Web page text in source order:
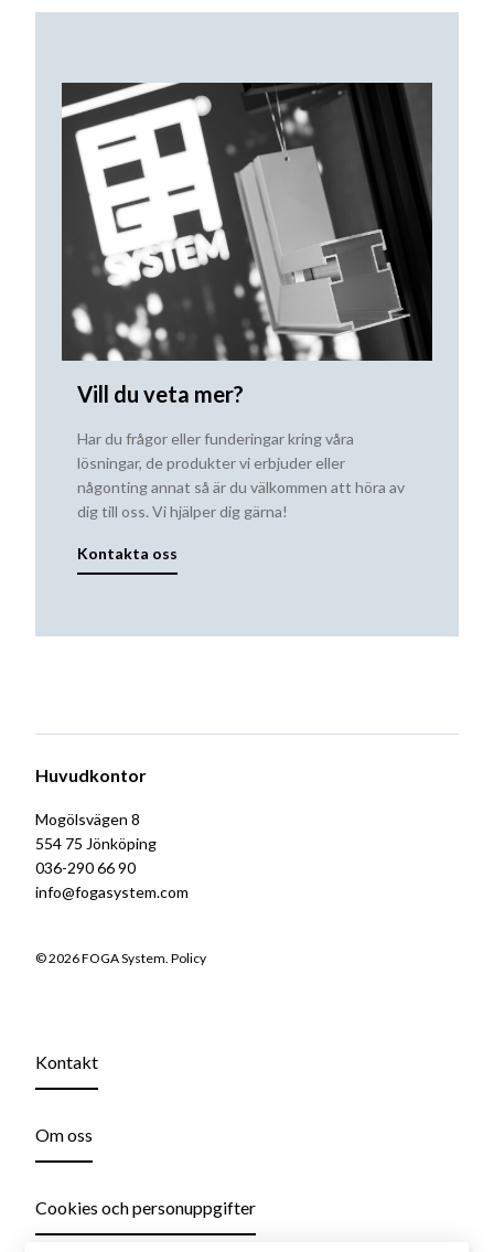
Vill du veta mer?
Har du frågor eller funderingar kring våra
lösningar, de produkter vi erbjuder eller
någonting annat så är du välkommen att höra av
dig till oss. Vi hjälper dig gärna!
Kontakta oss
Huvudkontor
Mogölsvägen 8
554 75 Jönköping
036-290 66 90
info@fogasystem.com
© 2026 FOGA System. Policy
Kontakt
Om oss
Cookies och personuppgifter